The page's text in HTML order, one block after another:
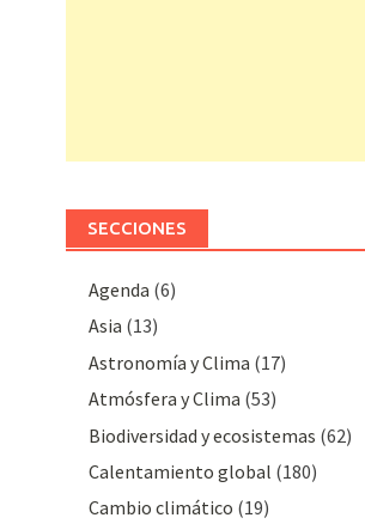
SECCIONES
Agenda (6)
Asia (13)
Astronomía y Clima (17)
Atmósfera y Clima (53)
Biodiversidad y ecosistemas (62)
Calentamiento global (180)
Cambio climático (19)